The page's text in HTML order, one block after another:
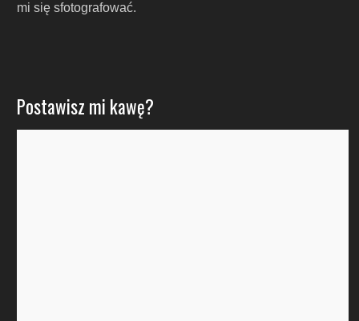
mi się sfotografować.
Postawisz mi kawę?